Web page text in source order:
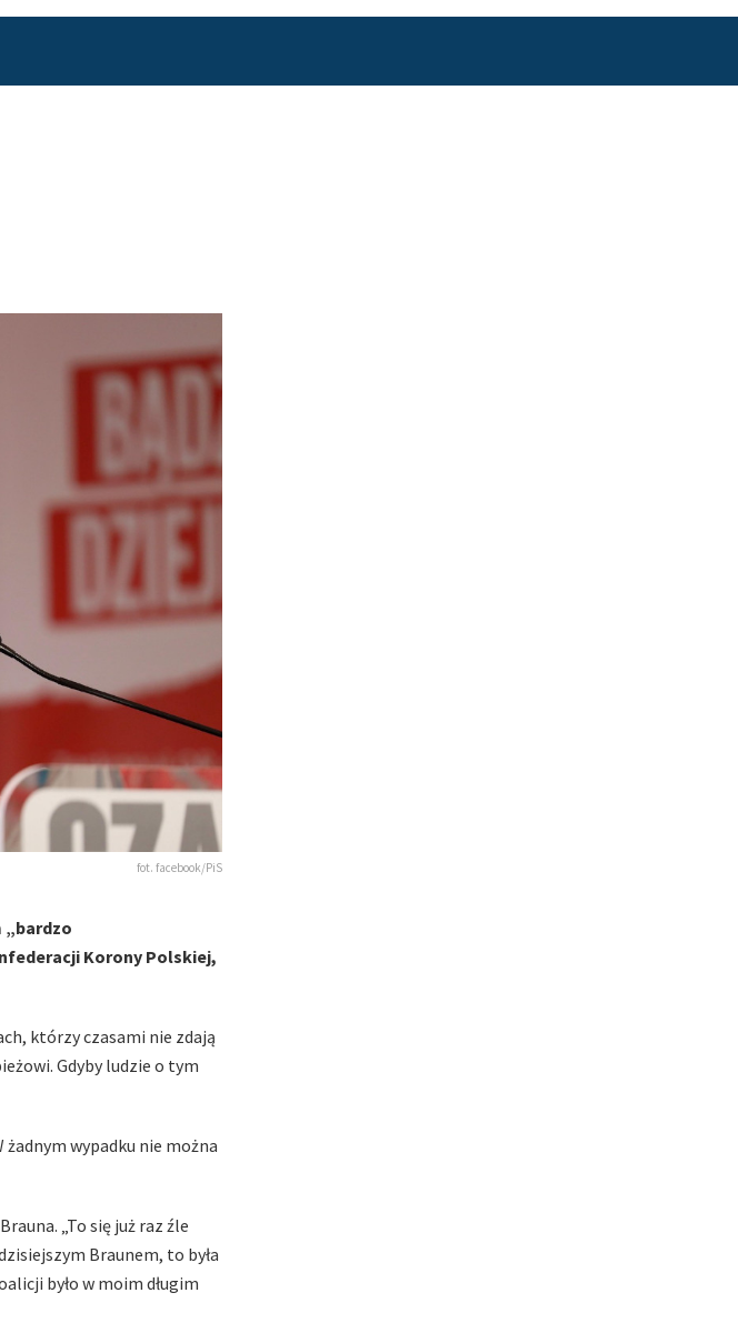
fot. facebook/PiS
„bardzo
Korony Polskiej,
którzy czasami nie zdają
Gdyby ludzie o tym
żadnym wypadku nie można
„To się już raz źle
Braunem, to była
było w moim długim